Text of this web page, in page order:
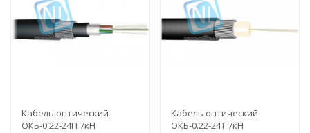
Кабель оптический
ОКБ-0.22-24П 7кН
Кабель оптический
ОКБ-0.22-24Т 7кН